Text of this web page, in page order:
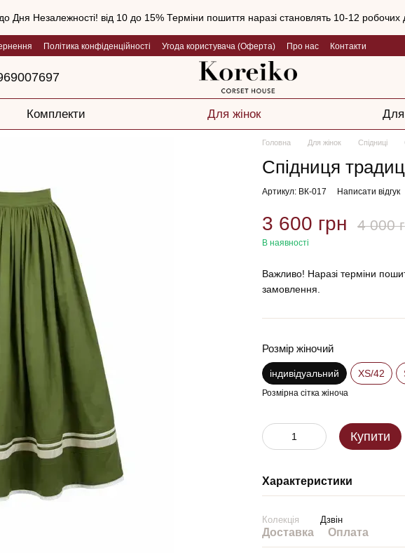
Дня Незалежності! від 10 до 15% Терміни пошиття наразі становлять 10-12 робочих
Політика конфіденційності Угода користувача (Оферта) Про нас Контакти
Комплекти Для жінок Для
Головна Для жінок Спідниці
Спідниця
Артикул: ВК-017 Написати відгук
3 600 грн 4 000
В наявності
Важливо! Наразі терміни
замовлення.
Розмір жіночий
індивідуальний XS/42
Розмірна сітка жіноча
Купити
Характеристики
Колекція Дзвін
Доставка Оплата